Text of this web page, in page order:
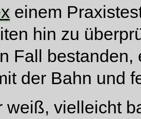
einem
hin zu
Fall
der Bahn und
weiß, vielleicht